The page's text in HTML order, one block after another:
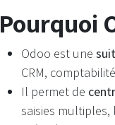
Pourquoi
Odoo est une
CRM,
Il permet de
saisies multiples,